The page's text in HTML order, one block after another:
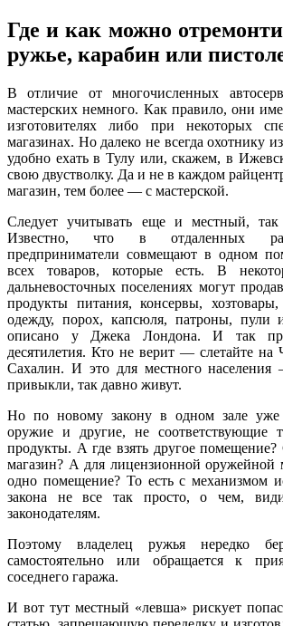
Где и как можно
ружье, карабин или
В отличие от многочисленных
мастерских немного. Как правило, они
изготовителях либо при некоторых
магазинах. Но далеко не всегда охотнику
удобно ехать в Тулу или, скажем, в
свою двустволку. Да и не в каждом
магазин, тем более — с мастерской.
Следует учитывать еще и местный, так
Известно, что в отдаленных
предприниматели совмещают в одном
всех товаров, которые есть. В
дальневосточных поселениях могут
продукты питания, консервы,
одежду, порох, капсюля, патроны, пули
описано у Джека Лондона. И так
десятилетия. Кто не верит — слетайте на
Сахалин. И это для местного
привыкли, так давно живут.
Но по новому закону в одном зале уже
оружие и другие, не соответствующие
продукты. А где взять другое
магазин? А для лицензионной
одно помещение? То есть с механизмом
закона не все так просто, о чем,
законодателям.
Поэтому владелец ружья нередко
самостоятельно или обращается к
соседнего гаража.
И вот тут местный «левша» рискует